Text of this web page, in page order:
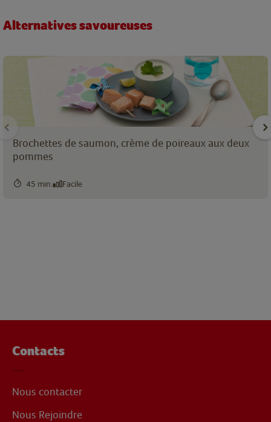
Alternatives savoureuses
Brochettes de saumon, crème de poireaux aux deux
pommes
45 min. Facile
Contacts
Nous contacter
Nous Rejoindre